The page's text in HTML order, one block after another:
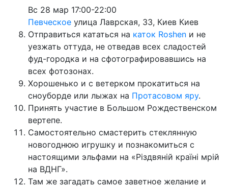
Вс 28 мар 17:00-22:00
Певческое улица Лаврская, 33, Киев Киев
Отправиться кататься на каток Roshen и не
уезжать оттуда, не отведав всех сладостей
фуд-городка и на сфотографировавшись на
всех фотозонах.
Хорошенько и с ветерком прокатиться на
сноуборде или лыжах на Протасовом яру.
Принять участие в Большом Рождественском
вертепе.
Самостоятельно смастерить стеклянную
новогоднюю игрушку и познакомиться с
настоящими эльфами на «Різдвяній країні мрій
на ВДНГ».
Там же загадать самое заветное желание и